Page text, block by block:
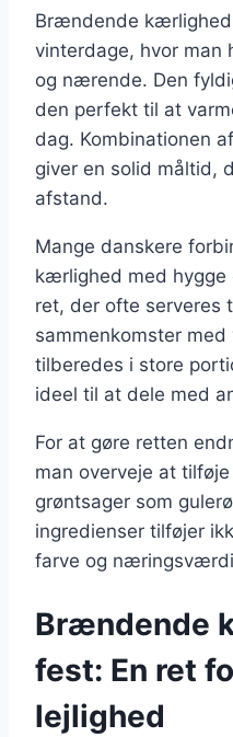
Brændende
vinterdage, hvor man
og nærende. Den
den perfekt til at
dag. Kombinationen
giver en solid måltid,
afstand.
Mange danskere
kærlighed med hygge
ret, der ofte serveres
sammenkomster
tilberedes i store
ideel til at dele med
For at gøre retten
man overveje at
grøntsager som
ingredienser tilføjer
farve og
Brændende
fest: En ret
lejlighed